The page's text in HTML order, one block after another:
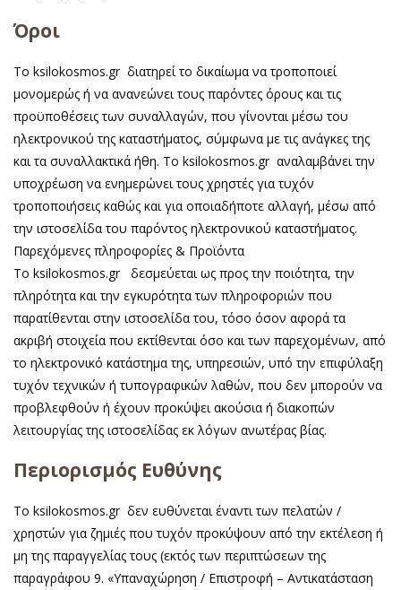
Όροι
Το ksilokosmos.gr διατηρεί το δικαίωμα να τροποποιεί
μονομερώς ή να ανανεώνει τους παρόντες όρους και τις
προϋποθέσεις των συναλλαγών, που γίνονται μέσω του
ηλεκτρονικού της καταστήματος, σύμφωνα με τις ανάγκες της
και τα συναλλακτικά ήθη. Το ksilokosmos.gr αναλαμβάνει την
υποχρέωση να ενημερώνει τους χρηστές για τυχόν
τροποποιήσεις καθώς και για οποιαδήποτε αλλαγή, μέσω από
την ιστοσελίδα του παρόντος ηλεκτρονικού καταστήματος.
Παρεχόμενες πληροφορίες & Προϊόντα
Το ksilokosmos.gr δεσμεύεται ως προς την ποιότητα, την
πληρότητα και την εγκυρότητα των πληροφοριών που
παρατίθενται στην ιστοσελίδα του, τόσο όσον αφορά τα
ακριβή στοιχεία που εκτίθενται όσο και των παρεχομένων, από
το ηλεκτρονικό κατάστημα της, υπηρεσιών, υπό την επιφύλαξη
τυχόν τεχνικών ή τυπογραφικών λαθών, που δεν μπορούν να
προβλεφθούν ή έχουν προκύψει ακούσια ή διακοπών
λειτουργίας της ιστοσελίδας εκ λόγων ανωτέρας βίας.
Περιορισμός Ευθύνης
Το ksilokosmos.gr δεν ευθύνεται έναντι των πελατών /
χρηστών για ζημιές που τυχόν προκύψουν από την εκτέλεση ή
μη της παραγγελίας τους (εκτός των περιπτώσεων της
παραγράφου 9. «Υπαναχώρηση / Επιστροφή – Αντικατάσταση